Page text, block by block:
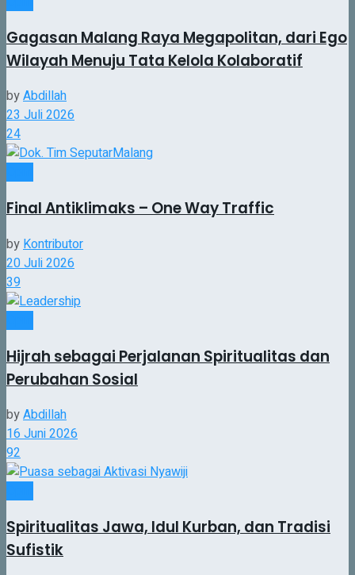
Gagasan Malang Raya Megapolitan, dari Ego
Wilayah Menuju Tata Kelola Kolaboratif
byAbdillah
23 Juli 2026
24
Final Antiklimaks – One Way Traffic
byKontributor
20 Juli 2026
39
Hijrah sebagai Perjalanan Spiritualitas dan
Perubahan Sosial
byAbdillah
16 Juni 2026
92
Spiritualitas Jawa, Idul Kurban, dan Tradisi
Sufistik